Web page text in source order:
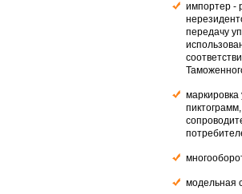
импортер -
передачу
маркировка
модельная